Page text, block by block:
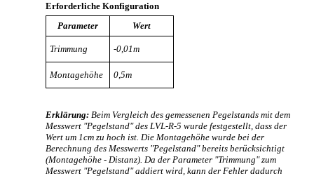
Erforderliche Konfiguration
Parameter
Wert
Trimmung -0,01m
Montagehöhe 0,5m
Erklärung: Beim Vergleich des gemessenen Pegelstands mit dem
Messwert "Pegelstand" des LVL-R-5wurde festgestellt, dass der
Wert um 1cm zu hoch ist. Die Montagehöhe wurde bei der
Berechnung des Messwerts "Pegelstand" bereits berücksichtigt
(Montagehöhe - Distanz). Da der Parameter "Trimmung" zum
Messwert "Pegelstand" addiert wird, kann der Fehler dadurch